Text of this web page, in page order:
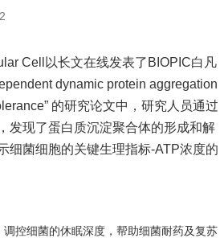
Cell以长文在线发表了BIOPIC白凡
dynamic protein aggregation
的研究论文中，研究人员通过
发现了蛋白质沉淀聚合体的形成和解
细菌细胞的关键生理指标-ATP浓度的
控细菌的休眠深度，帮助细菌耐药及复苏